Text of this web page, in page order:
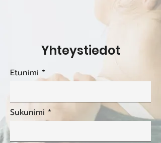
Yhteystiedot
Etunimi
Sukunimi